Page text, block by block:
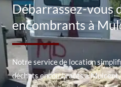
Débarrassez-vous
encombrants à
Notre service de location
déchets encombrants à